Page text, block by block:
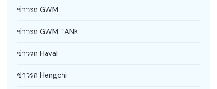
ข่าวรถ GWM
ข่าวรถ GWM TANK
ข่าวรถ Haval
ข่าวรถ Hengchi